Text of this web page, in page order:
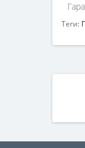
Теги: